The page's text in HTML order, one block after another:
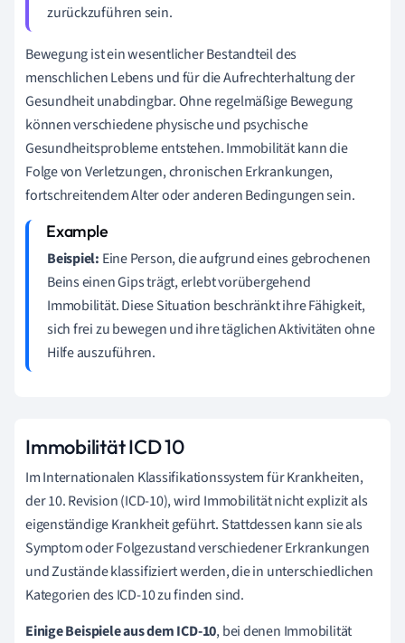
zurückzuführen sein.
Bewegung ist ein wesentlicher Bestandteil des
menschlichen Lebens und für die Aufrechterhaltung der
Gesundheit unabdingbar. Ohne regelmäßige Bewegung
können verschiedene physische und psychische
Gesundheitsprobleme entstehen. Immobilität kann die
Folge von Verletzungen, chronischen Erkrankungen,
fortschreitendem Alter oder anderen Bedingungen sein.
Beispiel: Eine Person, die aufgrund eines gebrochenen
Beins einen Gips trägt, erlebt vorübergehend
Immobilität. Diese Situation beschränkt ihre Fähigkeit,
sich frei zu bewegen und ihre täglichen Aktivitäten ohne
Hilfe auszuführen.
Immobilität ICD 10
Im Internationalen Klassifikationssystem für Krankheiten,
der 10. Revision (ICD-10), wird Immobilität nicht explizit als
eigenständige Krankheit geführt. Stattdessen kann sie als
Symptom oder Folgezustand verschiedener Erkrankungen
und Zustände klassifiziert werden, die in unterschiedlichen
Kategorien des ICD-10 zu finden sind.
Einige Beispiele aus dem ICD-10, bei denen Immobilität